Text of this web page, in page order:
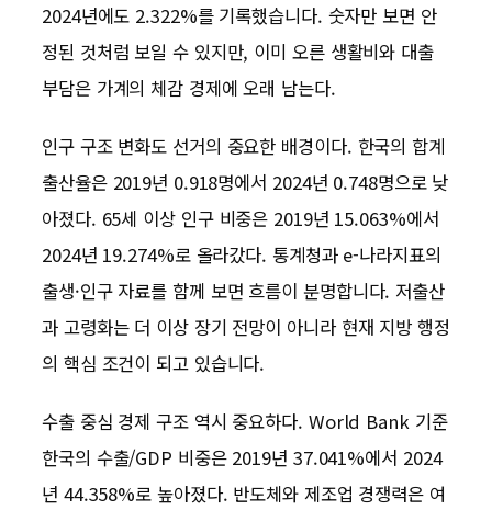
2024년에도 2.322%를 기록했습니다. 숫자만 보면 안
정된 것처럼 보일 수 있지만, 이미 오른 생활비와 대출
부담은 가계의 체감 경제에 오래 남는다.
인구 구조 변화도 선거의 중요한 배경이다. 한국의 합계
출산율은 2019년 0.918명에서 2024년 0.748명으로 낮
아졌다. 65세 이상 인구 비중은 2019년 15.063%에서
2024년 19.274%로 올라갔다. 통계청과 e-나라지표의
출생·인구 자료를 함께 보면 흐름이 분명합니다. 저출산
과 고령화는 더 이상 장기 전망이 아니라 현재 지방 행정
의 핵심 조건이 되고 있습니다.
수출 중심 경제 구조 역시 중요하다. World Bank 기준
한국의 수출/GDP 비중은 2019년 37.041%에서 2024
년 44.358%로 높아졌다. 반도체와 제조업 경쟁력은 여